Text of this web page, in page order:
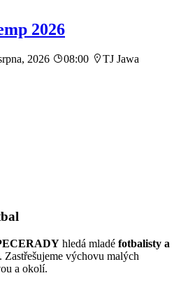
2026
2026 08:00
TJ Jawa
hledá mladé fotbalisty a
. Zastřešujeme výchovu malých
a okolí.